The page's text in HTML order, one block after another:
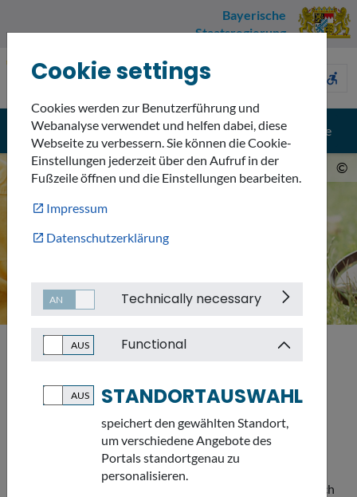
Bayerische
Staatsregierung
Umweltnavigator
accessible_forward
Menü search Suche
©
Suche UVP
SUCHE
Der Umweltnavigator durchsucht für Sie die offiziellen
Webseiten der staatlichen Behörden und liefert diese nach
Cookie settings
Cookies werden zur Benutzerführung und
Webanalyse verwendet und helfen dabei, diese
Webseite zu verbessern. Sie können die Cookie-
Einstellungen jederzeit über den Aufruf in der
Fußzeile öffnen und die Einstellungen bearbeiten.
Impressum
Datenschutzerklärung
Technically necessary
Functional
STANDORTAUSWAHL
speichert den gewählten Standort,
um verschiedene Angebote des
Portals standortgenau zu
personalisieren.